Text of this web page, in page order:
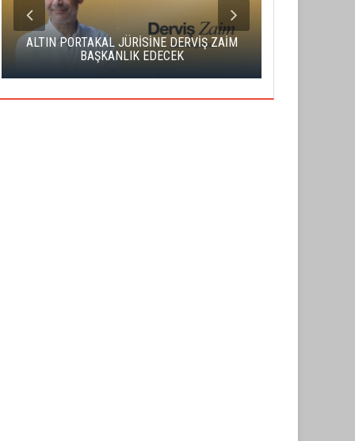
ALTIN PORTAKAL JÜRİSİNE DERVİŞ ZAİM
BAŞKANLIK EDECEK